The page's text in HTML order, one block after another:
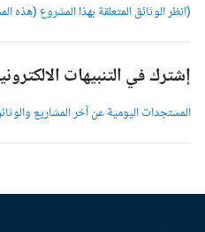
(انظر الوثائق المتعلقة بهذا المشروع (هذه
إشترك في التنبيهات
المستجدات اليومية عن آخر المشاريع والوثائق